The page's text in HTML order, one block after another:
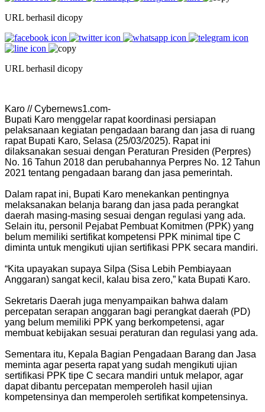
URL berhasil dicopy
URL berhasil dicopy
Karo // Cybernews1.com-
Bupati Karo menggelar rapat koordinasi persiapan
pelaksanaan kegiatan pengadaan barang dan jasa di ruang
rapat Bupati Karo, Selasa (25/03/2025). Rapat ini
dilaksanakan sesuai dengan Peraturan Presiden (Perpres)
No. 16 Tahun 2018 dan perubahannya Perpres No. 12 Tahun
2021 tentang pengadaan barang dan jasa pemerintah.
Dalam rapat ini, Bupati Karo menekankan pentingnya
melaksanakan belanja barang dan jasa pada perangkat
daerah masing-masing sesuai dengan regulasi yang ada.
Selain itu, personil Pejabat Pembuat Komitmen (PPK) yang
belum memiliki sertifikat kompetensi PPK minimal tipe C
diminta untuk mengikuti ujian sertifikasi PPK secara mandiri.
“Kita upayakan supaya Silpa (Sisa Lebih Pembiayaan
Anggaran) sangat kecil, kalau bisa zero,” kata Bupati Karo.
Sekretaris Daerah juga menyampaikan bahwa dalam
percepatan serapan anggaran bagi perangkat daerah (PD)
yang belum memiliki PPK yang berkompetensi, agar
membuat kebijakan sesuai peraturan dan regulasi yang ada.
Sementara itu, Kepala Bagian Pengadaan Barang dan Jasa
meminta agar peserta rapat yang sudah mengikuti ujian
sertifikasi PPK tipe C secara mandiri untuk melapor, agar
dapat dibantu percepatan memperoleh hasil ujian
kompetensinya dan memperoleh sertifikat kompetensinya.